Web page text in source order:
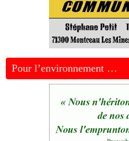
Pour l’environnement …